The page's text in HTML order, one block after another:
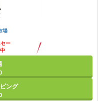
場
ー
ング